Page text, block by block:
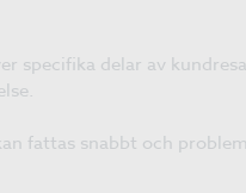
specifika delar av
fattas snabbt och